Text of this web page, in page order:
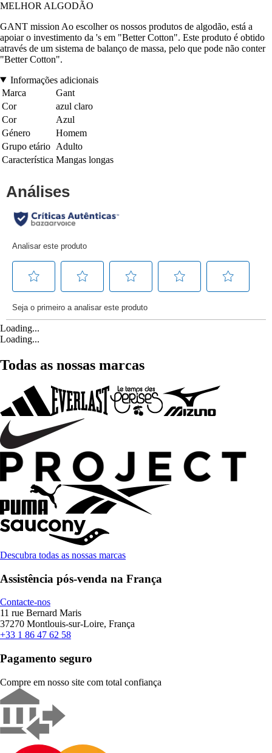
MELHOR ALGODÃO
GANT mission Ao escolher os nossos produtos de algodão, está a
apoiar o investimento da 's em "Better Cotton". Este produto é obtido
através de um sistema de balanço de massa, pelo que pode não conter
"Better Cotton".
Informações adicionais
Marca
Gant
Cor
azul claro
Cor
Azul
Género
Homem
Grupo etário Adulto
Característica Mangas longas
Loading...
Loading...
Todas as nossas marcas
Descubra todas as nossas marcas
Assistência pós-venda na França
Contacte-nos
11 rue Bernard Maris
37270 Montlouis-sur-Loire, França
+33 1 86 47 62 58
Pagamento seguro
Compre em nosso site com total confiança